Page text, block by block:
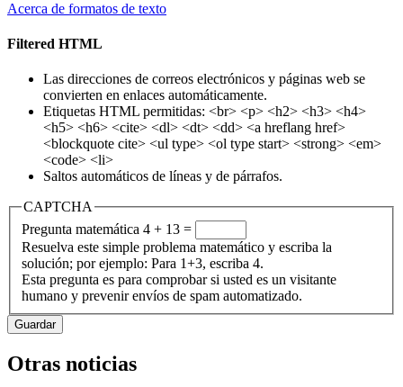
Acerca de formatos de texto
Filtered HTML
Las direcciones de correos electrónicos y páginas web se
convierten en enlaces automáticamente.
Etiquetas HTML permitidas: <br> <p> <h2> <h3> <h4>
<h5> <h6> <cite> <dl> <dt> <dd> <a hreflang href>
<blockquote cite> <ul type> <ol type start> <strong> <em>
<code> <li>
Saltos automáticos de líneas y de párrafos.
CAPTCHA
Pregunta matemática 4 + 13 =
Resuelva este simple problema matemático y escriba la
solución; por ejemplo: Para 1+3, escriba 4.
Esta pregunta es para comprobar si usted es un visitante
humano y prevenir envíos de spam automatizado.
Otras noticias